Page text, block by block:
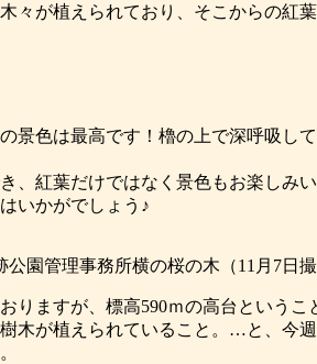
々が植えられており、そこからの紅
景色は最高です！櫓の上で深呼吸し
、紅葉だけではなく景色もお楽しみ
いかがでしょう♪
園管理事務所横の桜の木（11月7日撮
りますが、標高590ｍの高台というこ
木が植えられていること。…と、今